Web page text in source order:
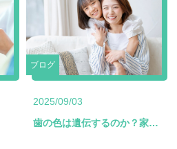
ブログ
2025/09/03
歯の色は遺伝するのか？家族で比較してみると面白い話